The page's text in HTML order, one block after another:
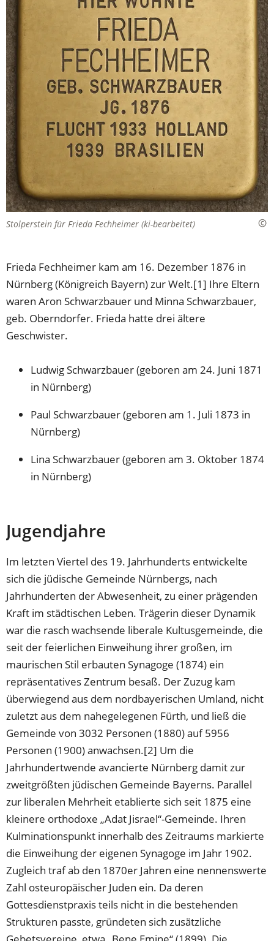
Stolperstein für Frieda Fechheimer (ki-bearbeitet)
Frieda Fechheimer kam am 16. Dezember 1876 in
Nürnberg (Königreich Bayern) zur Welt.[1] Ihre Eltern
waren Aron Schwarzbauer und Minna Schwarzbauer,
geb. Oberndorfer. Frieda hatte drei ältere
Geschwister.
Ludwig Schwarzbauer (geboren am 24. Juni 1871
in Nürnberg)
Paul Schwarzbauer (geboren am 1. Juli 1873 in
Nürnberg)
Lina Schwarzbauer (geboren am 3. Oktober 1874
in Nürnberg)
Jugendjahre
Im letzten Viertel des 19. Jahrhunderts entwickelte
sich die jüdische Gemeinde Nürnbergs, nach
Jahrhunderten der Abwesenheit, zu einer prägenden
Kraft im städtischen Leben. Trägerin dieser Dynamik
war die rasch wachsende liberale Kultusgemeinde, die
seit der feierlichen Einweihung ihrer großen, im
maurischen Stil erbauten Synagoge (1874) ein
repräsentatives Zentrum besaß. Der Zuzug kam
überwiegend aus dem nordbayerischen Umland, nicht
zuletzt aus dem nahegelegenen Fürth, und ließ die
Gemeinde von 3032 Personen (1880) auf 5956
Personen (1900) anwachsen.[2] Um die
Jahrhundertwende avancierte Nürnberg damit zur
zweitgrößten jüdischen Gemeinde Bayerns. Parallel
zur liberalen Mehrheit etablierte sich seit 1875 eine
kleinere orthodoxe „Adat Jisrael“-Gemeinde. Ihren
Kulminationspunkt innerhalb des Zeitraums markierte
die Einweihung der eigenen Synagoge im Jahr 1902.
Zugleich traf ab den 1870er Jahren eine nennenswerte
Zahl osteuropäischer Juden ein. Da deren
Gottesdienstpraxis teils nicht in die bestehenden
Strukturen passte, gründeten sich zusätzliche